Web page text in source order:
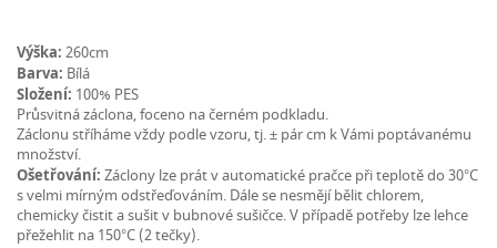
Výška: 260cm
Barva: Bílá
Složení: 100% PES
Průsvitná záclona, foceno na černém podkladu.
Záclonu stříháme vždy podle vzoru, tj. ± pár cm k Vámi poptávanému
množství.
Ošetřování: Záclony lze prát v automatické pračce při teplotě do 30°C
s velmi mírným odstřeďováním. Dále se nesmějí bělit chlorem,
chemicky čistit a sušit v bubnové sušičce. V případě potřeby lze lehce
přežehlit na 150°C (2 tečky).